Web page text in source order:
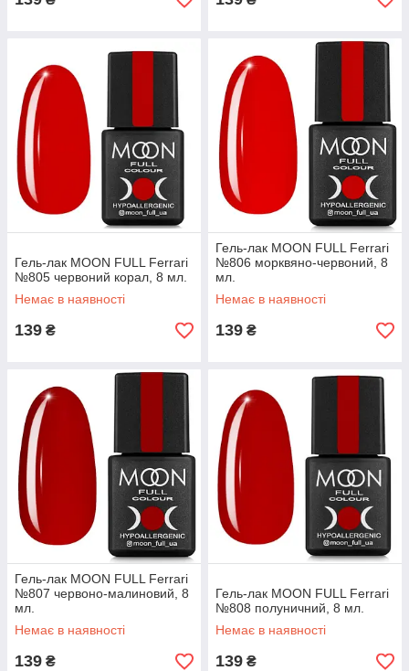
Гель-лак MOON FULL Ferrari
№805 червоний корал, 8 мл.
Немає в наявності
139 ₴
Гель-лак MOON FULL Ferrari
№806 морквяно-червоний, 8
мл.
Немає в наявності
139 ₴
Гель-лак MOON FULL Ferrari
№807 червоно-малиновий, 8
мл.
Немає в наявності
139 ₴
Гель-лак MOON FULL Ferrari
№808 полуничний, 8 мл.
Немає в наявності
139 ₴